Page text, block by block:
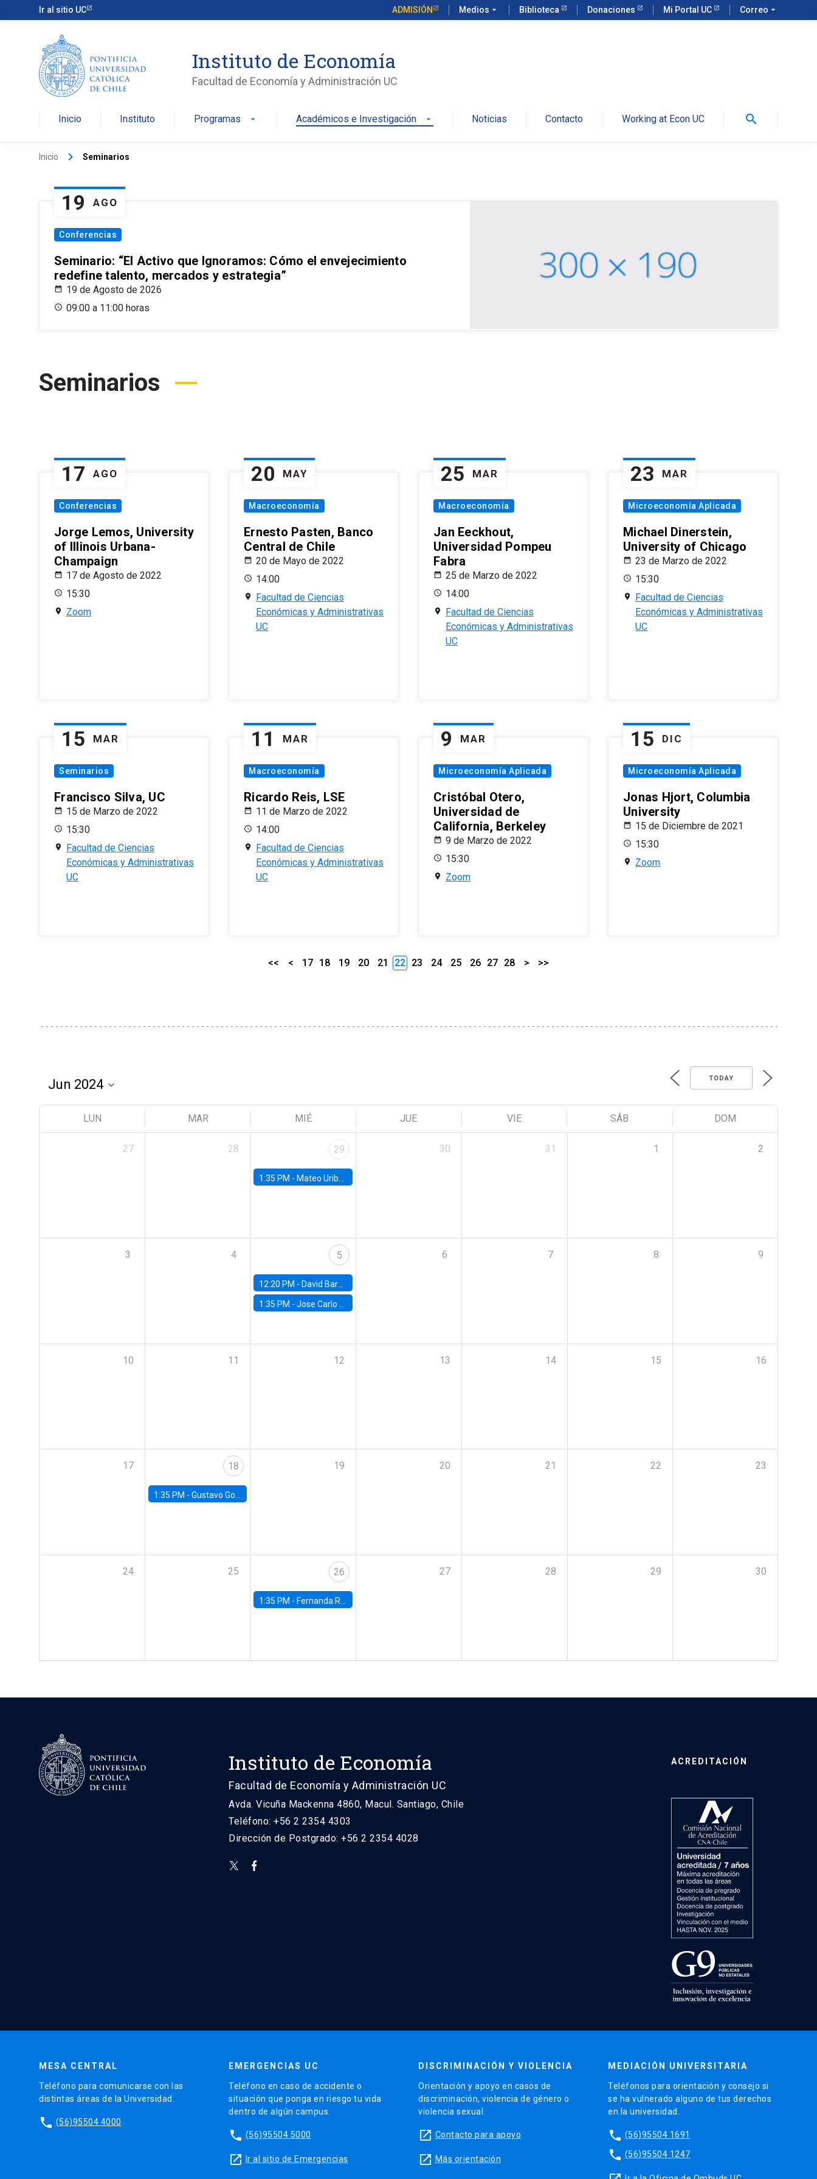
Ir al sitio UC ADMISIÓN Medios arrow_drop_down Biblioteca Donaciones Mi Portal UC Correo arrow_drop_down
Instituto de Economía
Facultad de Economía y Administración UC
Inicio Instituto Programas arrow_drop_down Académicos e Investigación arrow_drop_down Noticias Contacto Working at Econ UC search
Inicio keyboard_arrow_right Seminarios
19 AGO
Conferencias
Seminario: “El Activo que Ignoramos: Cómo el envejecimiento
redefine talento, mercados y estrategia”
19 de Agosto de 2026
09:00 a 11:00 horas
Seminarios
17 AGO
Conferencias
Jorge Lemos, University
of Illinois Urbana-
Champaign
17 de Agosto de 2022
15:30
Zoom
20 MAY
Macroeconomía
Ernesto Pasten, Banco
Central de Chile
20 de Mayo de 2022
14:00
Facultad de Ciencias
Económicas y Administrativas
UC
25 MAR
Macroeconomía
Jan Eeckhout,
Universidad Pompeu
Fabra
25 de Marzo de 2022
14:00
Facultad de Ciencias
Económicas y Administrativas
UC
23 MAR
Microeconomía Aplicada
Michael Dinerstein,
University of Chicago
23 de Marzo de 2022
15:30
Facultad de Ciencias
Económicas y Administrativas
UC
15 MAR
Seminarios
Francisco Silva, UC
15 de Marzo de 2022
15:30
Facultad de Ciencias
Económicas y Administrativas
UC
11 MAR
Macroeconomía
Ricardo Reis, LSE
11 de Marzo de 2022
14:00
Facultad de Ciencias
Económicas y Administrativas
UC
9 MAR
Microeconomía Aplicada
Cristóbal Otero,
Universidad de
California, Berkeley
9 de Marzo de 2022
15:30
Zoom
15 DIC
Microeconomía Aplicada
Jonas Hjort, Columbia
University
15 de Diciembre de 2021
15:30
Zoom
<< < 17 18 19 20 21 22 23 24 25 26 27 28 > >>
TODAY
LUN MAR MIÉ JUE VIE SÁB DOM
27 28 29
1:35 PM - Mateo Uribe-Castro, Universidad de los Andes (Colombia)
30 31 1 2
3 4 5
12:20 PM - David Bardey, Universidad de los Andes - CEDE
1:35 PM -Jose Carlo Bermudez, UC (ME) & World Bank
6 7 8 9
10 11 12 13 14 15 16
17 18
1:35 PM - Gustavo González, Banco Central de Chile
19 20 21 22 23
24 25 26
1:35 PM - Fernanda Rojas Ampuero, University of Wisconsin-Madison
27 28 29 30
Instituto de Economía
Facultad de Economía y Administración UC
Avda. Vicuña Mackenna 4860, Macul. Santiago, Chile
Teléfono: +56 2 2354 4303
Dirección de Postgrado: +56 2 2354 4028
ACREDITACIÓN
MESA CENTRAL
Teléfono para comunicarse con las
distintas áreas de la Universidad.
phone (56)95504 4000
EMERGENCIAS UC
Teléfono en caso de accidente o
situación que ponga en riesgo tu vida
dentro de algún campus.
phone (56)95504 5000
launch Ir al sitio de Emergencias
DISCRIMINACIÓN Y VIOLENCIA
Orientación y apoyo en casos de
discriminación, violencia de género o
violencia sexual.
launch Contacto para apoyo
launch Más orientación
MEDIACIÓN UNIVERSITARIA
Teléfonos para orientación y consejo si
se ha vulnerado alguno de tus derechos
en la universidad.
phone (56)95504 1691
phone (56)95504 1247